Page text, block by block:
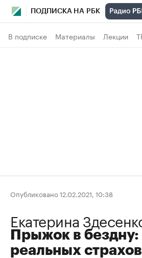
ПОДПИСКА НА РБК
В подписке Материалы Лекции
Опубликовано 12.02.2021, 10:38
Екатерина
Прыжок в бездну:
реальных страхов